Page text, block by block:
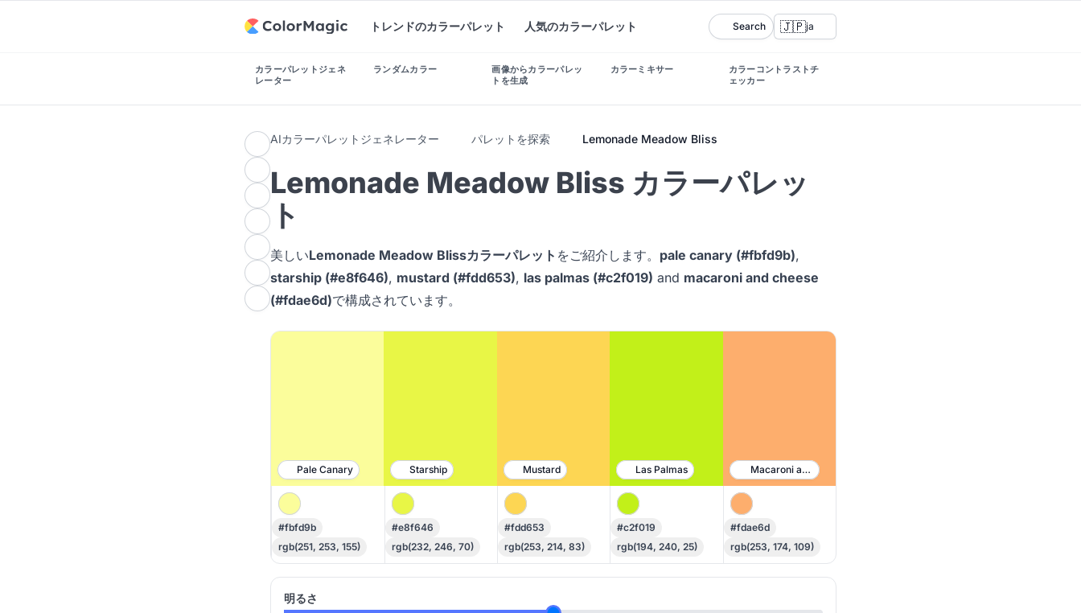
トレンドのカラーパレット 人気のカラーパレット Search 🇯🇵ja
カラーパレットジェネ
レーター
ランダムカラー
画像からカラーパレッ
トを生成
カラーミキサー
カラーコントラストチ
ェッカー
AIカラーパレットジェネレーター パレットを探索 Lemonade Meadow Bliss
Lemonade Meadow Bliss カラーパレッ
ト
美しいLemonade Meadow Blissカラーパレット をご紹介します。 pale canary (#fbfd9b),
starship (#e8f646), mustard (#fdd653), las palmas (#c2f019) and macaroni and cheese
(#fdae6d)で構成されています。
Pale Canary Starship Mustard Las Palmas Macaroni and Cheese
#fbfd9b
rgb(251, 253, 155)
#e8f646
rgb(232, 246, 70)
#fdd653
rgb(253, 214, 83)
#c2f019
rgb(194, 240, 25)
#fdae6d
rgb(253, 174, 109)
明るさ